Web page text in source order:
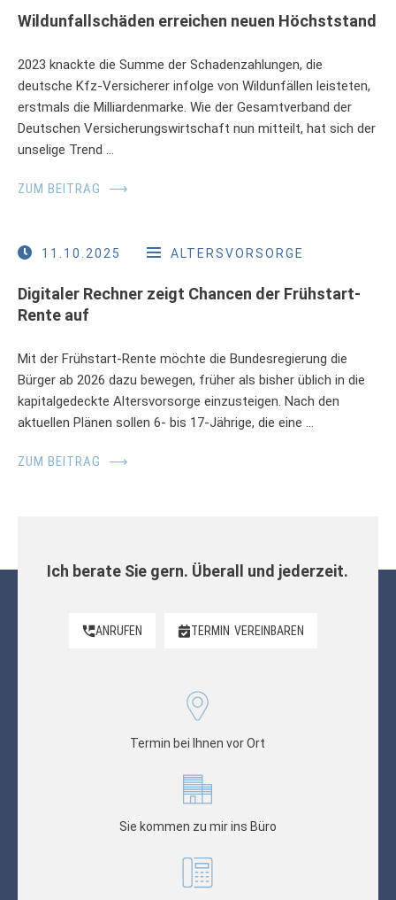
Wildunfallschäden erreichen neuen Höchststand
2023 knackte die Summe der Schadenzahlungen, die
deutsche Kfz-Versicherer infolge von Wildunfällen leisteten,
erstmals die Milliardenmarke. Wie der Gesamtverband der
Deutschen Versicherungswirtschaft nun mitteilt, hat sich der
unselige Trend …
ZUM BEITRAG ⟶
11.10.2025 ALTERSVORSORGE
Digitaler Rechner zeigt Chancen der Frühstart-
Rente auf
Mit der Frühstart-Rente möchte die Bundesregierung die
Bürger ab 2026 dazu bewegen, früher als bisher üblich in die
kapitalgedeckte Altersvorsorge einzusteigen. Nach den
aktuellen Plänen sollen 6- bis 17-Jährige, die eine …
ZUM BEITRAG ⟶
Ich berate Sie gern. Überall und jederzeit.
ANRUFEN TERMIN VEREINBAREN
Termin bei Ihnen vor Ort
Sie kommen zu mir ins Büro